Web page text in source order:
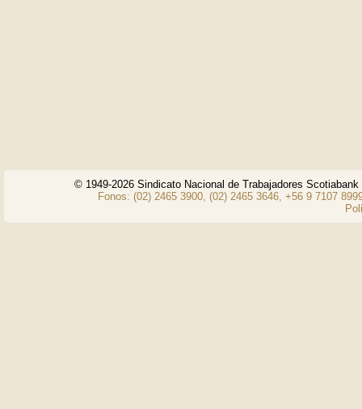
© 1949-2026 Sindicato Nacional de Trabajadores
Fonos: (02) 2465 3900, (02) 2465 3646, +56 9 7107